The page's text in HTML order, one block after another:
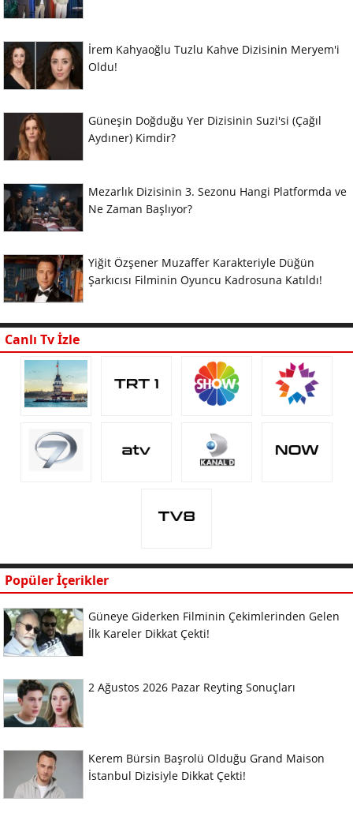
İrem Kahyaoğlu Tuzlu Kahve Dizisinin Meryem'i
Oldu!
Güneşin Doğduğu Yer Dizisinin Suzi'si (Çağıl
Aydıner) Kimdir?
Mezarlık Dizisinin 3. Sezonu Hangi Platformda ve
Ne Zaman Başlıyor?
Yiğit Özşener Muzaffer Karakteriyle Düğün
Şarkıcısı Filminin Oyuncu Kadrosuna Katıldı!
Canlı Tv İzle
Popüler İçerikler
Güneye Giderken Filminin Çekimlerinden Gelen
İlk Kareler Dikkat Çekti!
2 Ağustos 2026 Pazar Reyting Sonuçları
Kerem Bürsin Başrolü Olduğu Grand Maison
İstanbul Dizisiyle Dikkat Çekti!